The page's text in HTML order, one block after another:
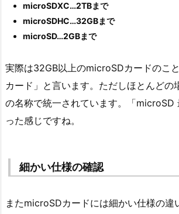
microSDXC…2TBまで
microSDHC…32GBまで
microSD…2GBまで
実際は32GB以上のmicroSDカードのこ
カード」と言います。ただしほとんどの
の名称で統一されています。「microSD
った感じですね。
細かい仕様の確認
またmicroSDカードには細かい仕様の違